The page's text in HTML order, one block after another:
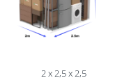
2 x 2,5 x 2,5